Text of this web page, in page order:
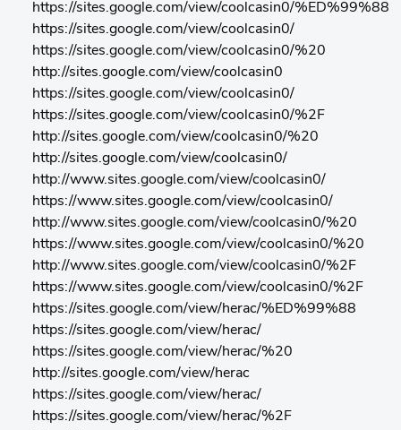
https://sites.google.com/view/coolcasin0/%ED%99%88
https://sites.google.com/view/coolcasin0/
https://sites.google.com/view/coolcasin0/%20
http://sites.google.com/view/coolcasin0
https://sites.google.com/view/coolcasin0/
https://sites.google.com/view/coolcasin0/%2F
http://sites.google.com/view/coolcasin0/%20
http://sites.google.com/view/coolcasin0/
http://www.sites.google.com/view/coolcasin0/
https://www.sites.google.com/view/coolcasin0/
http://www.sites.google.com/view/coolcasin0/%20
https://www.sites.google.com/view/coolcasin0/%20
http://www.sites.google.com/view/coolcasin0/%2F
https://www.sites.google.com/view/coolcasin0/%2F
https://sites.google.com/view/herac/%ED%99%88
https://sites.google.com/view/herac/
https://sites.google.com/view/herac/%20
http://sites.google.com/view/herac
https://sites.google.com/view/herac/
https://sites.google.com/view/herac/%2F